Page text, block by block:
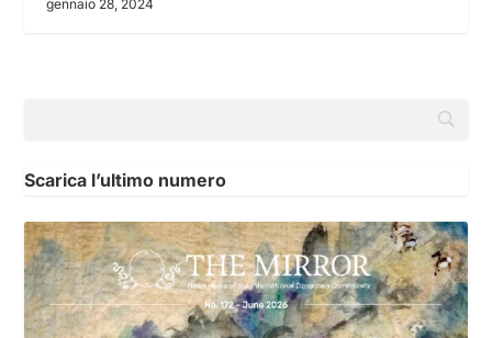
gennaio 28, 2024
Scarica l’ultimo numero